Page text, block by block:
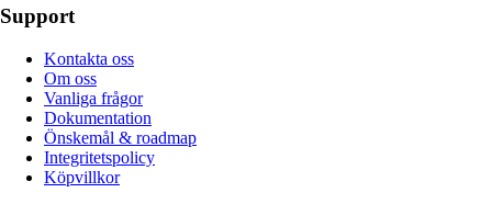
Support
Kontakta oss
Om oss
Vanliga frågor
Dokumentation
Önskemål & roadmap
Integritetspolicy
Köpvillkor